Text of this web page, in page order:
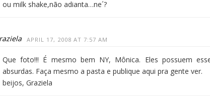
ou milk shake,não adianta…ne´?
APRIL 17, 2008 AT 7:57 AM
Que foto!!! É mesmo bem NY, Mônica. Eles possuem
absurdas. Faça mesmo a pasta e publique aqui pra gente ver.
beijos, Graziela